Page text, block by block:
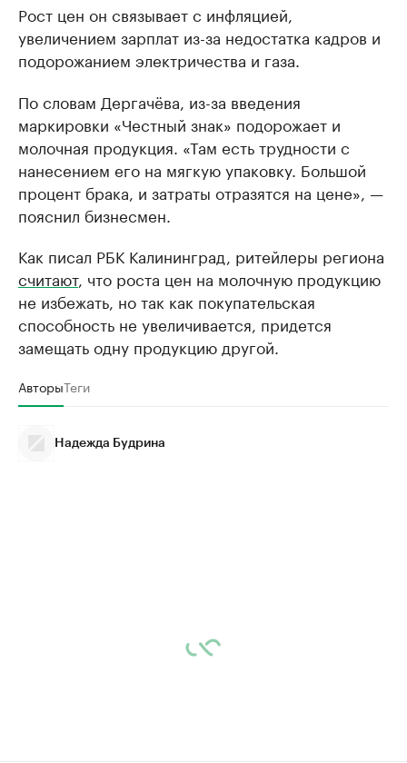
Рост цен он связывает с инфляцией,
увеличением зарплат из-за недостатка кадров и
подорожанием электричества и газа.
По словам Дергачёва, из-за введения
маркировки «Честный знак» подорожает и
молочная продукция. «Там есть трудности с
нанесением его на мягкую упаковку. Большой
процент брака, и затраты отразятся на цене», —
пояснил бизнесмен.
Как писал РБК Калининград, ритейлеры региона
считают, что роста цен на молочную продукцию
не избежать, но так как покупательская
способность не увеличивается, придется
замещать одну продукцию другой.
АвторыТеги
Надежда Будрина